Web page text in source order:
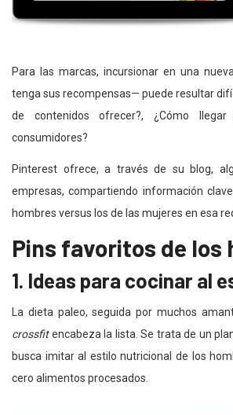
Para las marcas, incursionar en una
tenga sus recompensas— puede resultar
de contenidos ofrecer?, ¿Cómo
consumidores?
Pinterest ofrece, a través de su blog,
empresas, compartiendo información
hombres versus los de las mujeres en esa
Pins favoritos de los
1. Ideas para cocinar al
La dieta paleo, seguida por muchos
crossfitencabeza la lista. Se trata de un
busca imitar al estilo nutricional de los
cero alimentos procesados.